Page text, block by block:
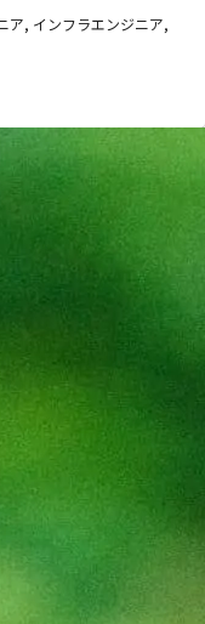
ア, インフラエンジニア,